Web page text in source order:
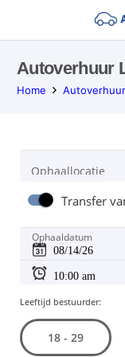
Autoverhuur
Home
Ophaallocatie
Transfer
Ophaaldatum
Leeftijd bestuurder:
18 - 29